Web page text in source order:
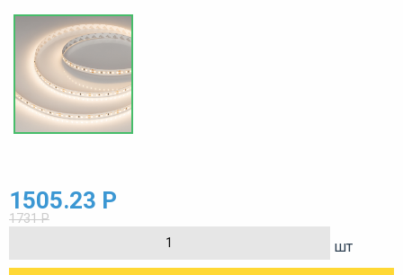
1505.23 Р
1731 Р
шт